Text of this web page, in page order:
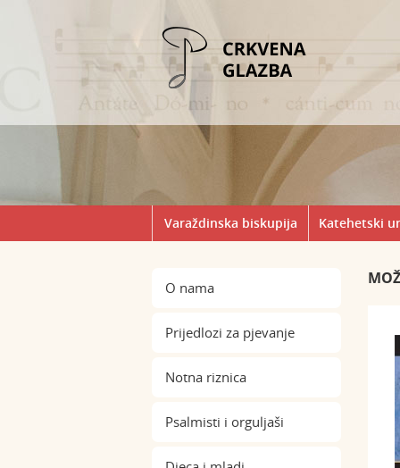
Varaždinska biskupija Katehetski
O nama
Prijedlozi za pjevanje
Notna riznica
Psalmisti i orguljaši